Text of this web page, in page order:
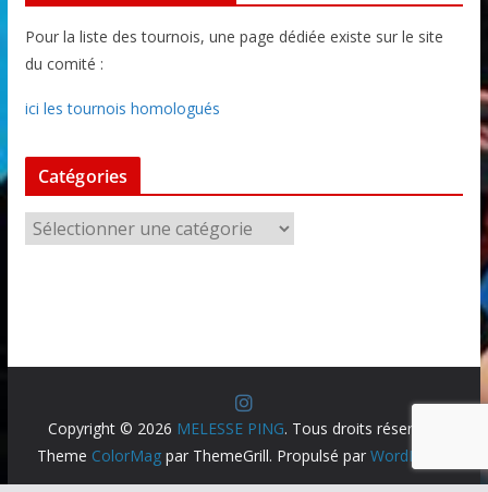
Pour la liste des tournois, une page dédiée existe sur le site
du comité :
ici les tournois homologués
Catégories
a
Copyright © 2026 MELESSE PING. Tous droits réservés.
Theme ColorMagpar ThemeGrill. Propulsé par WordPress